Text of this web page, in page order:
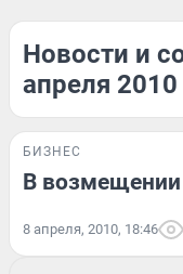
Новости и
апреля 2010
БИЗНЕС
В
8 апреля, 2010, 18:46